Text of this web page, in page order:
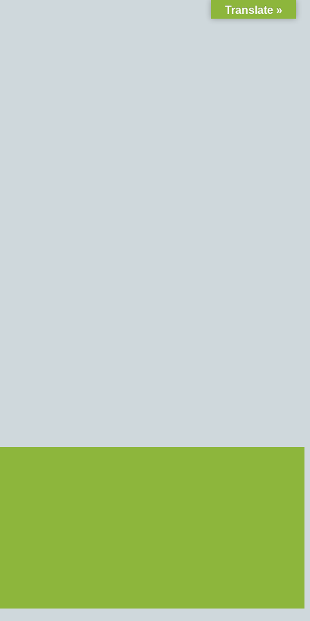
Translate »